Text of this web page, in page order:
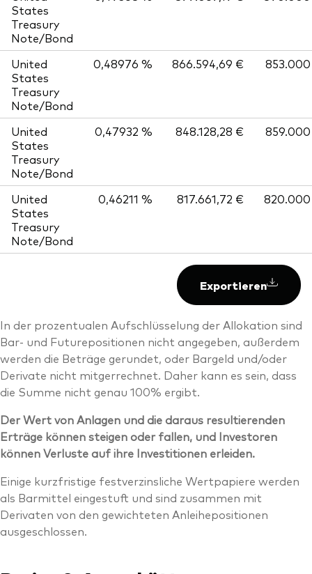
States
Treasury
Note/Bond
United
States
Treasury
Note/Bond
0,48976 % 866.594,69 € 853.000
United
States
Treasury
Note/Bond
0,47932 % 848.128,28 € 859.000
United
States
Treasury
Note/Bond
0,46211 % 817.661,72 € 820.000
Exportieren
In der prozentualen Aufschlüsselung der Allokation sind
Bar- und Futurepositionen nicht angegeben, außerdem
werden die Beträge gerundet, oder Bargeld und/oder
Derivate nicht mitgerrechnet. Daher kann es sein, dass
die Summe nicht genau 100% ergibt.
Der Wert von Anlagen und die daraus resultierenden
Erträge können steigen oder fallen, und Investoren
können Verluste auf ihre Investitionen erleiden.
Einige kurzfristige festverzinsliche Wertpapiere werden
als Barmittel eingestuft und sind zusammen mit
Derivaten von den gewichteten Anleihepositionen
ausgeschlossen.